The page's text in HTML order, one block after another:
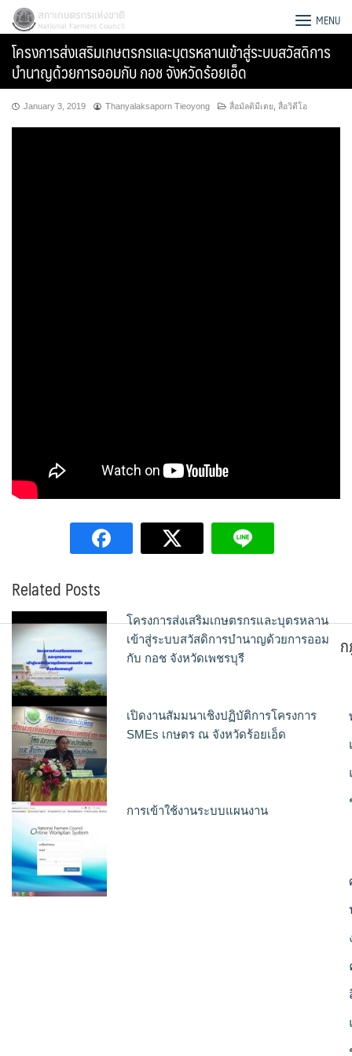
Skip
content
สภาเกษตรกรแห่งชาติ MENU
โครงการส่งเสริมเกษตรกรและบุตรหลานเข้าสู่ระบบสวัสดิการ
บำนาญด้วยการออมกับ กอช จังหวัดร้อยเอ็ด
January 3, 2019 Thanyalaksaporn Tieoyong สื่อมัลติมีเดย สื่อวิดีโอ
Related Posts
โครงการส่งเสริมเกษตรกรและบุตรหลาน
เข้าสู่ระบบสวัสดิการบำนาญด้วยการออม
กับ กอช จังหวัดเพชรบุรี
เปิดงานสัมมนาเชิงปฏิบัติการโครงการ
SMEs เกษตร ณ จังหวัดร้อยเอ็ด
การเข้าใช้งานระบบแผนงาน